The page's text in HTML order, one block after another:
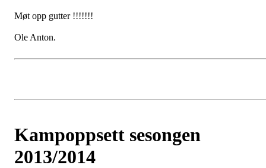
Møt opp gutter !!!!!!!
Ole Anton.
Kampoppsett sesongen
2013/2014